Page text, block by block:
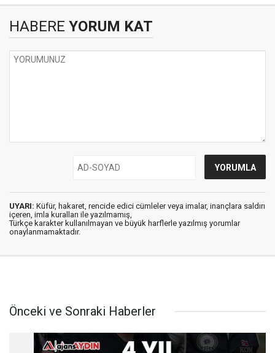
HABERE YORUM KAT
UYARI: Küfür, hakaret, rencide edici cümleler veya imalar, inançlara saldırı
içeren, imla kuralları ile yazılmamış,
Türkçe karakter kullanılmayan ve büyük harflerle yazılmış yorumlar
onaylanmamaktadır.
Önceki ve Sonraki Haberler